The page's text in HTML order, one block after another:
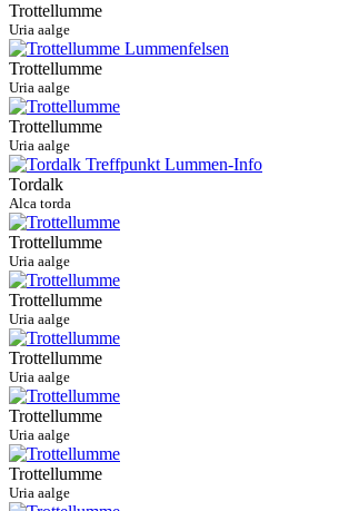
Trottellumme
Uria aalge
Trottellumme
Uria aalge
Trottellumme
Uria aalge
Tordalk
Alca torda
Trottellumme
Uria aalge
Trottellumme
Uria aalge
Trottellumme
Uria aalge
Trottellumme
Uria aalge
Trottellumme
Uria aalge